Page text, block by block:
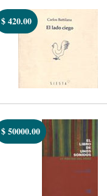
$420.00
$50000.00